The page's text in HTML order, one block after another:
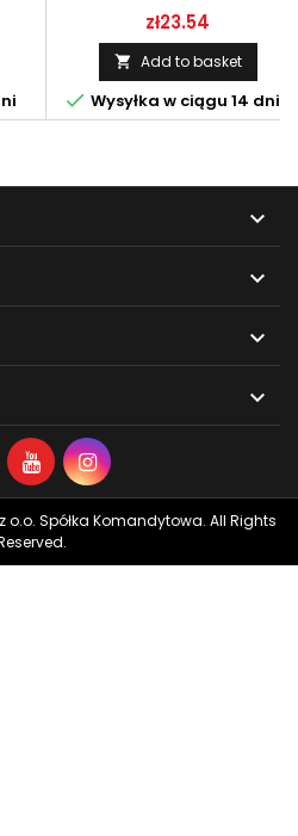
Price
zł23.54
 Add to basket
 Wysyłka w ciągu 14 dni




o.o. Spółka Komandytowa. All Rights